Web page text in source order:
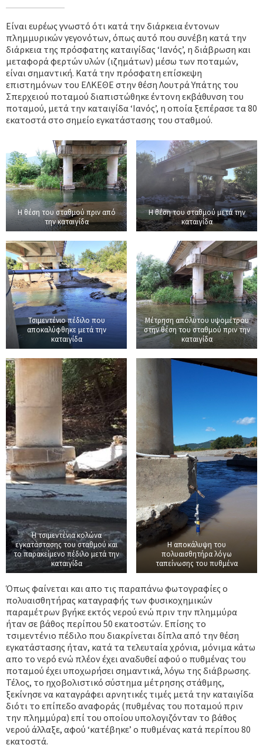
Είναι ευρέως γνωστό ότι κατά την διάρκεια έντονων
πλημμυρικών γεγονότων, όπως αυτό που συνέβη κατά την
διάρκεια της πρόσφατης καταιγίδας ‘Ιανός’, η διάβρωση και
μεταφορά φερτών υλών (ιζημάτων) μέσω των ποταμών,
είναι σημαντική. Κατά την πρόσφατη επίσκεψη
επιστημόνων του ΕΛΚΕΘΕ στην θέση Λουτρά Υπάτης του
Σπερχειού ποταμού διαπιστώθηκε έντονη εκβάθυνση του
ποταμού, μετά την καταιγίδα ‘Ιανός’, η οποία ξεπέρασε τα 80
εκατοστά στο σημείο εγκατάστασης του σταθμού.
Η θέση του σταθμού πριν από
την καταιγίδα
Η θέση του σταθμού μετά την
καταιγίδα
Τσιμεντένιο πέδιλο που
αποκαλύφθηκε μετά την
καταιγίδα
Μέτρηση απόλυτου υψομέτρου
στην θέση του σταθμού πριν την
καταιγίδα
Η τσιμεντένια κολώνα
εγκατάστασης του σταθμού και
το παρακείμενο πέδιλο μετά την
καταιγίδα
Η αποκάλυψη του
πολυαισθητήρα λόγω
ταπείνωσης του πυθμένα
Όπως φαίνεται και απο τις παραπάνω φωτογραφίες ο
πολυαισθητήρας καταγραφής των φυσικοχημικών
παραμέτρων βγήκε εκτός νερού ενώ πριν την πλημμύρα
ήταν σε βάθος περίπου 50 εκατοστών. Επίσης το
τσιμεντένιο πέδιλο που διακρίνεται δίπλα από την θέση
εγκατάστασης ήταν, κατά τα τελευταία χρόνια, μόνιμα κάτω
απο το νερό ενώ πλέον έχει αναδυθεί αφού ο πυθμένας του
ποταμού έχει υποχωρήσει σημαντικά, λόγω της διάβρωσης.
Τέλος, το ηχοβολιστικό σύστημα μέτρησης στάθμης,
ξεκίνησε να καταγράφει αρνητικές τιμές μετά την καταιγίδα
διότι το επίπεδο αναφοράς (πυθμένας του ποταμού πριν
την πλημμύρα) επί του οποίου υπολογιζόνταν το βάθος
νερού άλλαξε, αφού ‘κατέβηκε’ ο πυθμένας κατά περίπου 80
εκατοστά.